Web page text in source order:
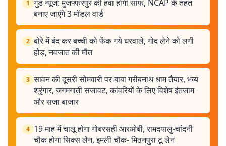
1 गुड न्यूज: मुजफ्फरपुर की हवा होगी साफ, NCAP के तहत
बनाए जाएंगे 3 मॉडल वार्ड
2 बोरे में बंद कर बच्ची को फेंक गये घरवाले, गोद लेने को लगी
होड़, नवजात की मौत
3 सावन की दूसरी सोमवारी पर बाबा गरीबनाथ धाम तैयार, भव्य
श्रृंगार, जगमगाती सजावट, कांवरियों के लिए विशेष इंतजाम
और सजा बाजार
4 19 माह में चालू होगा गोबरसही आरओबी, रामदयालु-चांदनी
चौक होगा सिक्स लेन, इमली चौक- मिठनपुरा टू लेन